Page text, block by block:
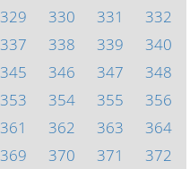
329 330 331
332
337 338 339
340
345 346 347
348
353 354 355
356
361 362 363
364
369 370 371 372